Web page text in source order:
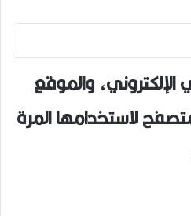
والموقع
لاستخدامها المرة